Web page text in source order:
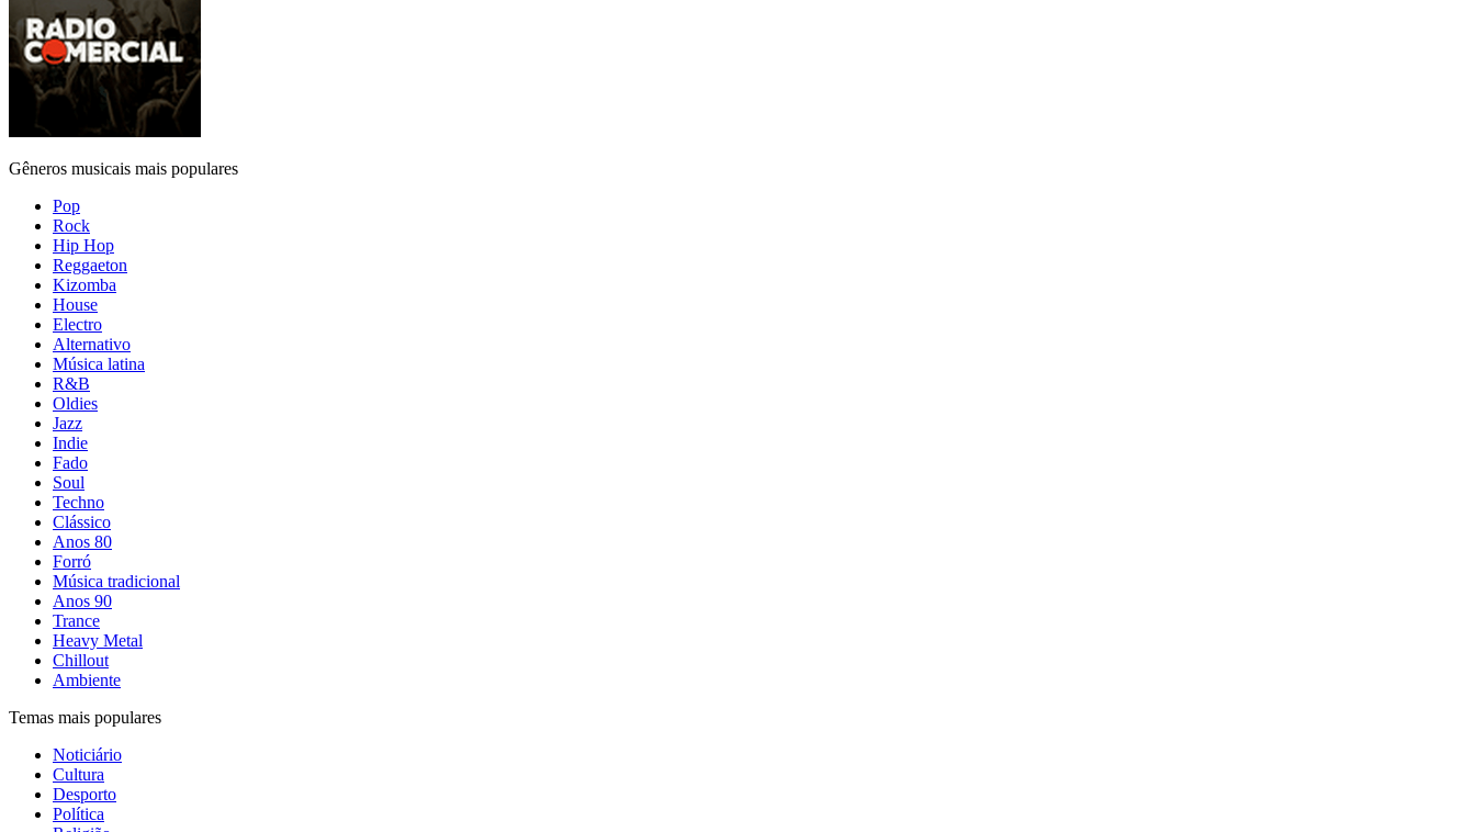
Gêneros musicais mais populares
Pop
Rock
Hip Hop
Reggaeton
Kizomba
House
Electro
Alternativo
Música latina
R&B
Oldies
Jazz
Indie
Fado
Soul
Techno
Clássico
Anos 80
Forró
Música tradicional
Anos 90
Trance
Heavy Metal
Chillout
Ambiente
Temas mais populares
Noticiário
Cultura
Desporto
Política